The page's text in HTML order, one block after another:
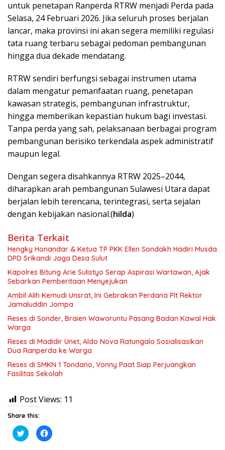
untuk penetapan Ranperda RTRW menjadi Perda pada
Selasa, 24 Februari 2026. Jika seluruh proses berjalan
lancar, maka provinsi ini akan segera memiliki regulasi
tata ruang terbaru sebagai pedoman pembangunan
hingga dua dekade mendatang.
RTRW sendiri berfungsi sebagai instrumen utama
dalam mengatur pemanfaatan ruang, penetapan
kawasan strategis, pembangunan infrastruktur,
hingga memberikan kepastian hukum bagi investasi.
Tanpa perda yang sah, pelaksanaan berbagai program
pembangunan berisiko terkendala aspek administratif
maupun legal.
Dengan segera disahkannya RTRW 2025–2044,
diharapkan arah pembangunan Sulawesi Utara dapat
berjalan lebih terencana, terintegrasi, serta sejalan
dengan kebijakan nasional.(hilda)
Berita Terkait
Hengky Honandar & Ketua TP PKK Ellen Sondakh Hadiri Musda
DPD Srikandi Jaga Desa Sulut
Kapolres Bitung Arie Sulistyo Serap Aspirasi Wartawan, Ajak
Sebarkan Pemberitaan Menyejukan
Ambil Alih Kemudi Unsrat, Ini Gebrakan Perdana Plt Rektor
Jamaluddin Jompa
Reses di Sonder, Braien Waworuntu Pasang Badan Kawal Hak
Warga
Reses di Madidir Unet, Aldo Nova Ratungalo Sosialisasikan
Dua Ranperda ke Warga
Reses di SMKN 1 Tondano, Vonny Paat Siap Perjuangkan
Fasilitas Sekolah
Post Views: 11
Share this:
K
l
K
l